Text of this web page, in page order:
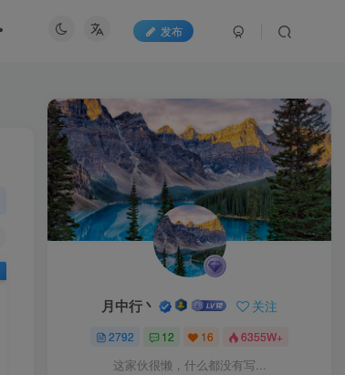
发布
月中行丶 关注
2792 12 16 6355W+
这家伙很懒，什么都没有写...